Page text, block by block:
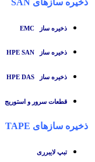
ذخیره ساز
ذخیره ساز HPE SAN
ذخیره ساز HPE DAS
قطعات سرور و استوریج
ذخیره سازهای TAPE
تبپ لایبرری